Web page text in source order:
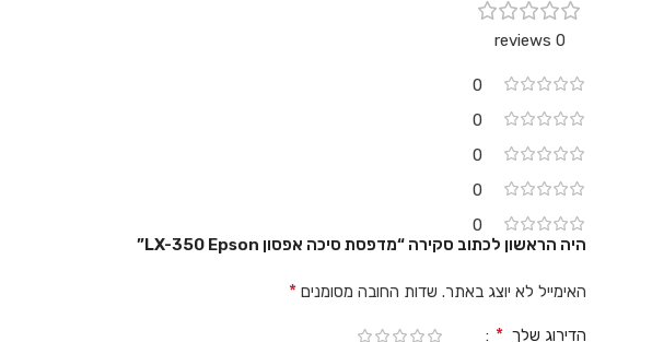
0 reviews
0
0
0
0
0
היה הראשון לכתוב סקירה “מדפסת סיכה אפסון LX-350 Epson”
האימייל לא יוצג באתר. שדות החובה מסומנים *
הדירוג שלך *